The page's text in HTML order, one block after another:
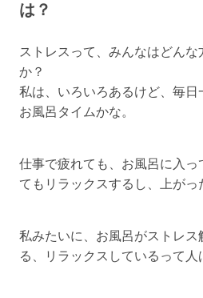
は？
ストレスって、みんなはどん
か？
私は、いろいろあるけど、毎日
お風呂タイムかな。
仕事で疲れても、お風呂に入っ
てもリラックスするし、上がっ
私みたいに、お風呂がストレ
る、リラックスしているって人